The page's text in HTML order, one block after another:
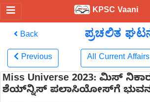
KPSC Vaani
Back ಪ್ರಚಲಿತ
Previous All Current Affairs
Miss Universe 2023: ಮಿಸ್
ಶೆಯ್‌ನ್ನಿಸ್‌ ಪಲಾಸಿಯೋಸ್‌ಗೆ ಭುವನ